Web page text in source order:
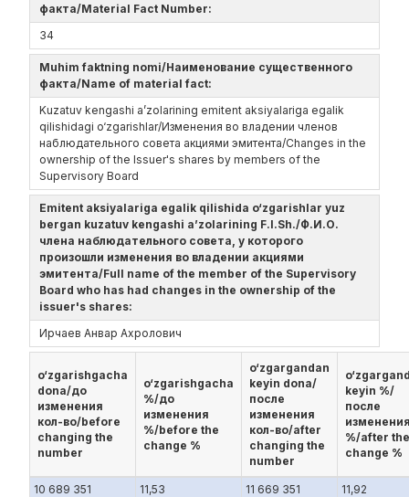
факта/Material Fact Number:
34
Muhim faktning nomi/Наименование существенного
факта/Name of material fact:
Kuzatuv kengashi a’zolarining emitent aksiyalariga egalik
qilishidagi o‘zgarishlar/Изменения во владении членов
наблюдательного совета акциями эмитента/Changes in the
ownership of the Issuer's shares by members of the
Supervisory Board
Emitent aksiyalariga egalik qilishida o‘zgarishlar yuz
bergan kuzatuv kengashi a’zolarining F.I.Sh./Ф.И.О.
члена наблюдательного совета, у которого
произошли изменения во владении акциями
эмитента/Full name of the member of the Supervisory
Board who has had changes in the ownership of the
issuer's shares:
Ирчаев Анвар Ахролович
o‘zgarishgacha
dona/до
изменения
кол-во/before
changing the
number
o‘zgarishgacha
%/до
изменения
%/before the
change %
o‘zgargandan
keyin dona/
после
изменения
кол-во/after
changing the
number
keyin %/
после
%/after the
change %
10 689 351 11,53 11 669 351 11,92